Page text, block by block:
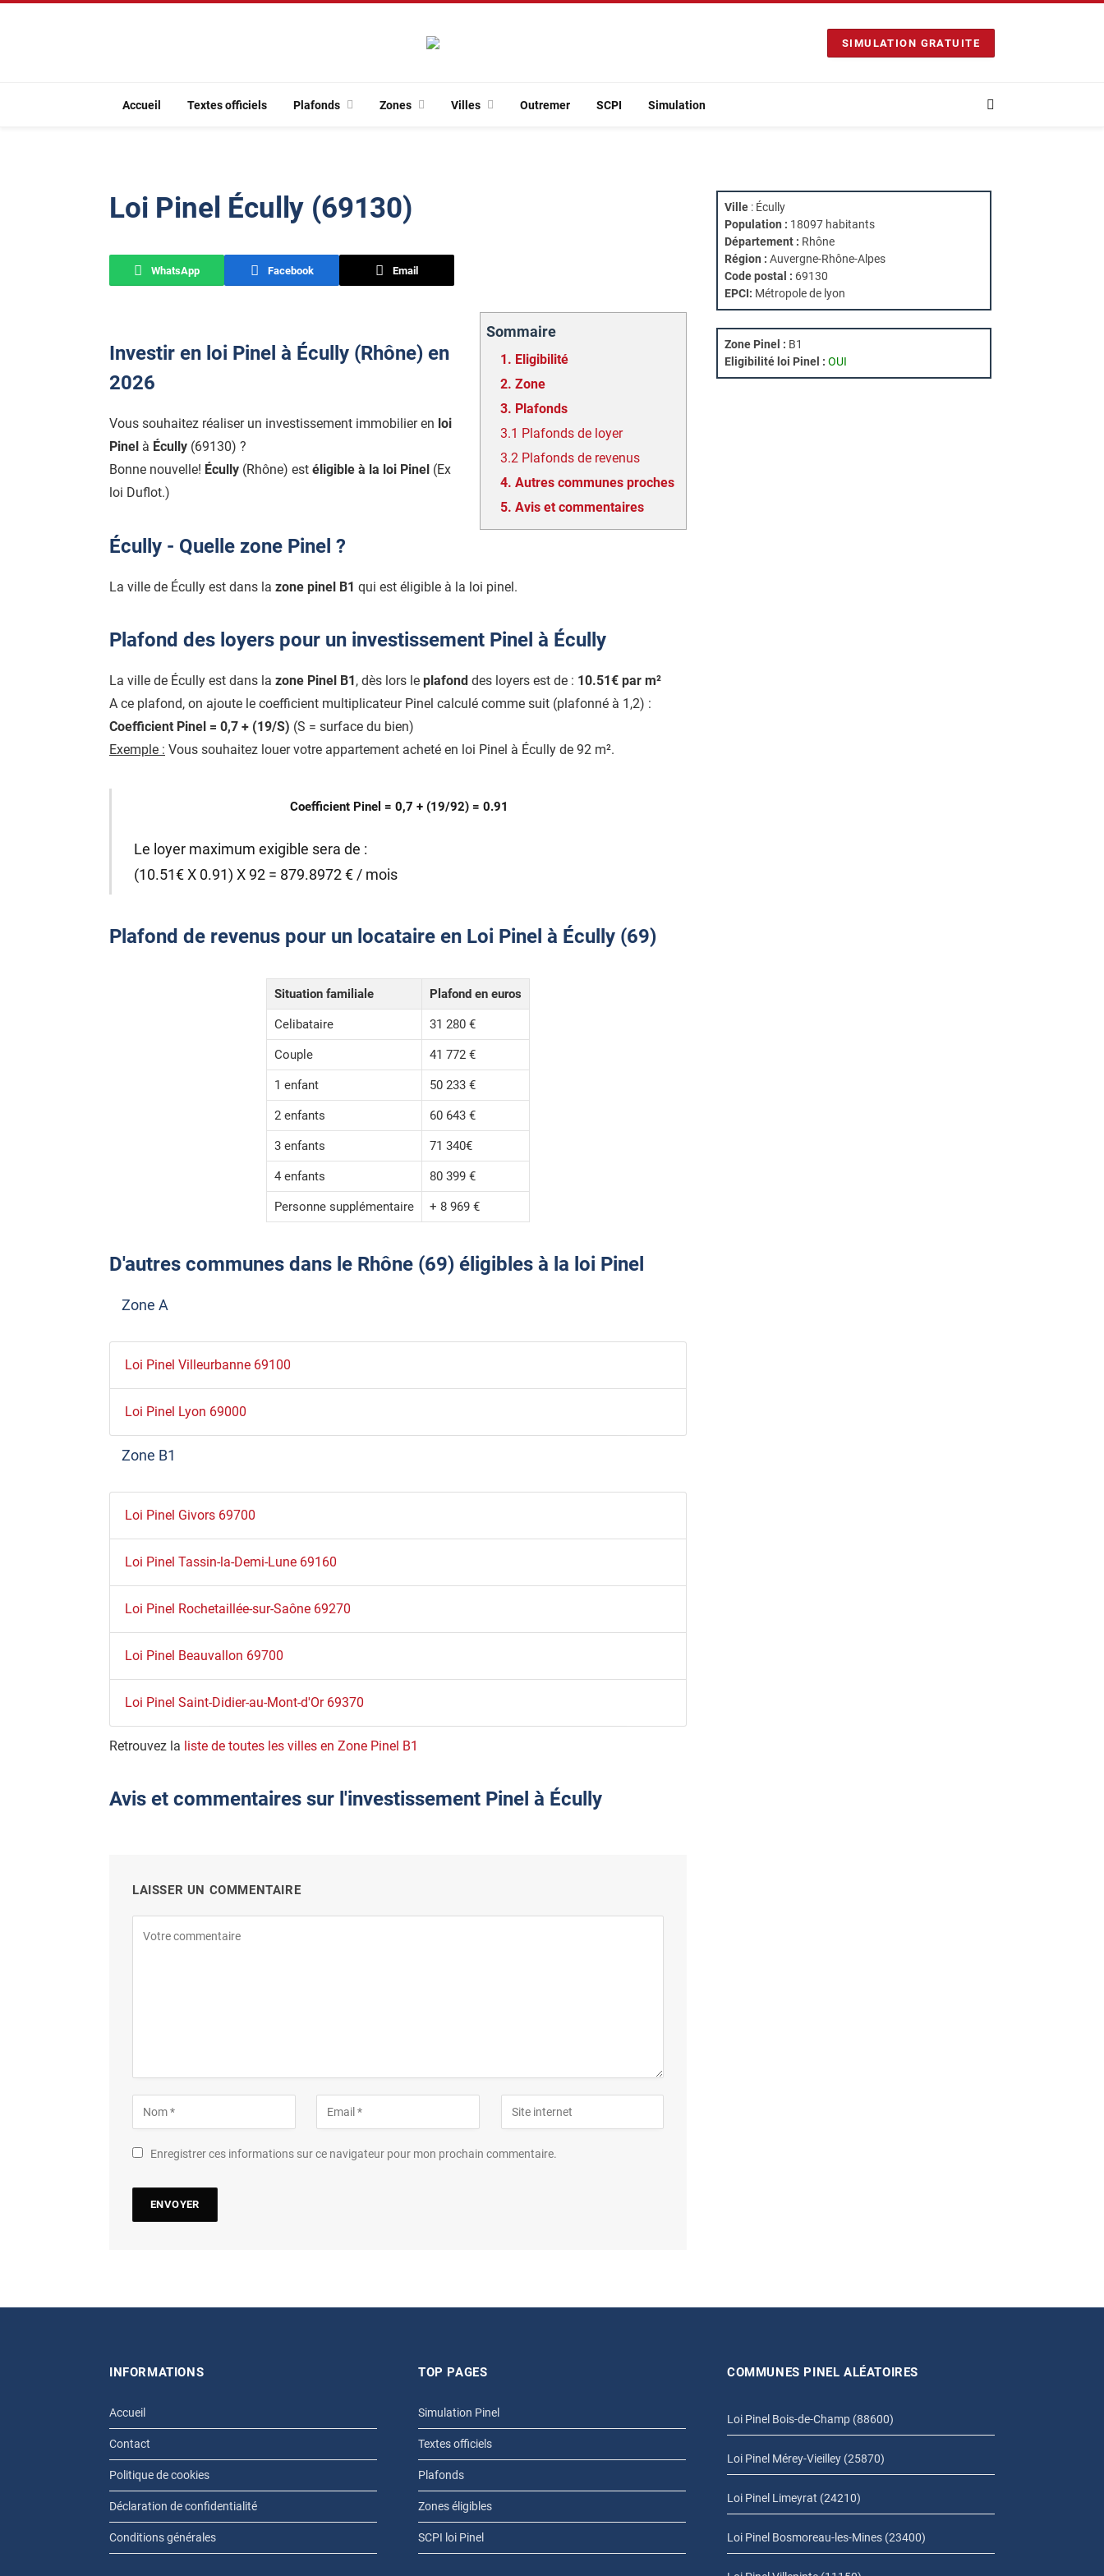
SIMULATION GRATUITE
Accueil Textes officiels Plafonds Zones Villes Outremer SCPI Simulation
Loi Pinel Écully (69130)
WhatsApp Facebook Email
Sommaire
1. Eligibilité
2. Zone
3. Plafonds
3.1 Plafonds de loyer
3.2 Plafonds de revenus
4. Autres communes proches
5. Avis et commentaires
Investir en loi Pinel à Écully (Rhône) en
2026
Vous souhaitez réaliser un investissement immobilier en loi
Pinel à Écully (69130) ?
Bonne nouvelle! Écully (Rhône) est éligible à la loi Pinel (Ex
loi Duflot.)
Écully - Quelle zone Pinel ?
La ville de Écully est dans la zone pinel B1 qui est éligible à la loi pinel.
Plafond des loyers pour un investissement Pinel à Écully
La ville de Écully est dans la zone Pinel B1 , dès lors le plafond des loyers est de : 10.51€ par m²
A ce plafond, on ajoute le coefficient multiplicateur Pinel calculé comme suit (plafonné à 1,2) :
Coefficient Pinel = 0,7 + (19/S) (S = surface du bien)
Exemple : Vous souhaitez louer votre appartement acheté en loi Pinel à Écully de 92 m².
Coefficient Pinel = 0,7 + (19/92) = 0.91
Le loyer maximum exigible sera de :
(10.51€ X 0.91) X 92 = 879.8972 € / mois
Plafond de revenus pour un locataire en Loi Pinel à Écully (69)
Situation familiale Plafond en euros
Celibataire 31 280 €
Couple 41 772 €
1 enfant 50 233 €
2 enfants 60 643 €
3 enfants 71 340€
4 enfants 80 399 €
Personne supplémentaire + 8 969 €
D'autres communes dans le Rhône (69) éligibles à la loi Pinel
Zone A
Loi Pinel Villeurbanne 69100
Loi Pinel Lyon 69000
Zone B1
Loi Pinel Givors 69700
Loi Pinel Tassin-la-Demi-Lune 69160
Loi Pinel Rochetaillée-sur-Saône 69270
Loi Pinel Beauvallon 69700
Loi Pinel Saint-Didier-au-Mont-d'Or 69370
Retrouvez la liste de toutes les villes en Zone Pinel B1
Avis et commentaires sur l'investissement Pinel à Écully
LAISSER UN COMMENTAIRE
Enregistrer ces informations sur ce navigateur pour mon prochain commentaire.
Ville : Écully
Population : 18097 habitants
Département : Rhône
Région : Auvergne-Rhône-Alpes
Code postal : 69130
EPCI: Métropole de lyon
Zone Pinel : B1
Eligibilité loi Pinel : OUI
INFORMATIONS
Accueil
Contact
Politique de cookies
Déclaration de confidentialité
Conditions générales
TOP PAGES
Simulation Pinel
Textes officiels
Plafonds
Zones éligibles
SCPI loi Pinel
COMMUNES PINEL ALÉATOIRES
Loi Pinel Bois-de-Champ (88600)
Loi Pinel Mérey-Vieilley (25870)
Loi Pinel Limeyrat (24210)
Loi Pinel Bosmoreau-les-Mines (23400)